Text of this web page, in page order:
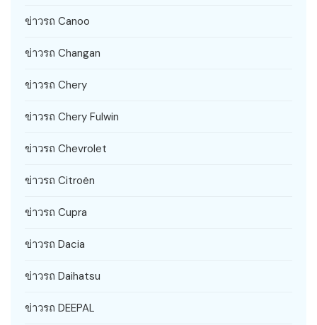
ข่าวรถ Canoo
ข่าวรถ Changan
ข่าวรถ Chery
ข่าวรถ Chery Fulwin
ข่าวรถ Chevrolet
ข่าวรถ Citroën
ข่าวรถ Cupra
ข่าวรถ Dacia
ข่าวรถ Daihatsu
ข่าวรถ DEEPAL